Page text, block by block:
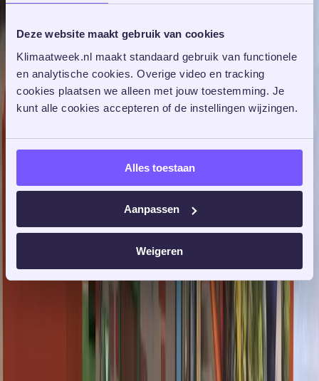
Deze website maakt gebruik van cookies
Klimaatweek.nl maakt standaard gebruik van functionele
en analytische cookies. Overige video en tracking
cookies plaatsen we alleen met jouw toestemming. Je
kunt alle cookies accepteren of de instellingen wijzingen.
Alles toestaan
Aanpassen
Weigeren
Pastoor van Kessellaan 15, 4761 BJ, Zevenbergen